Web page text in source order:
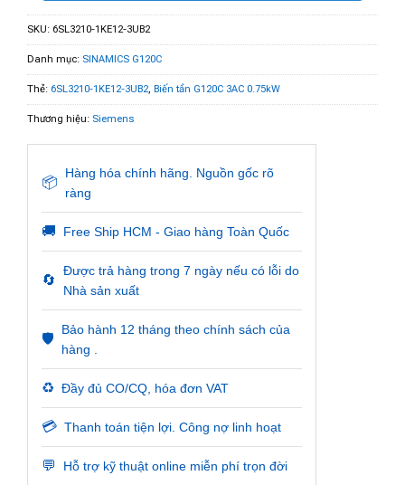
SKU: 6SL3210-1KE12-3UB2
Danh mục: SINAMICS G120C
Thẻ: 6SL3210-1KE12-3UB2, Biến tần G120C 3AC 0.75kW
Thương hiệu: Siemens
📦
Hàng hóa chính hãng. Nguồn gốc rõ
ràng
🚚 Free Ship HCM - Giao hàng Toàn Quốc
🔄
Được trả hàng trong 7 ngày nếu có lỗi do
Nhà sản xuất
🛡️
Bảo hành 12 tháng theo chính sách của
hàng .
♻️ Đầy đủ CO/CQ, hóa đơn VAT
💳 Thanh toán tiện lợi. Công nợ linh hoạt
💬 Hỗ trợ kỹ thuật online miễn phí trọn đời